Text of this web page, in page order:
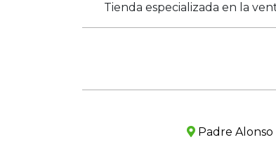
Tienda especializada en la
Padre Alonso